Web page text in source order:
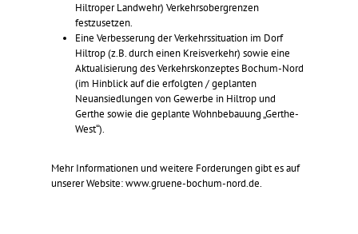
Hiltroper Landwehr) Verkehrsobergrenzen
festzusetzen.
Eine Verbesserung der Verkehrssituation im Dorf
Hiltrop (z.B. durch einen Kreisverkehr) sowie eine
Aktualisierung des Verkehrskonzeptes Bochum-Nord
(im Hinblick auf die erfolgten / geplanten
Neuansiedlungen von Gewerbe in Hiltrop und
Gerthe sowie die geplante Wohnbebauung „Gerthe-
West“).
Mehr Informationen und weitere Forderungen gibt es auf
unserer Website: www.gruene-bochum-nord.de.